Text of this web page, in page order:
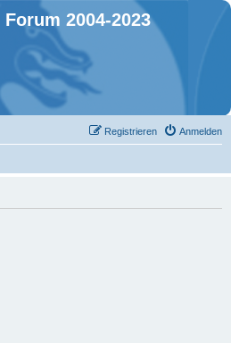
Forum 2004-2023
Anmelden
Registrieren